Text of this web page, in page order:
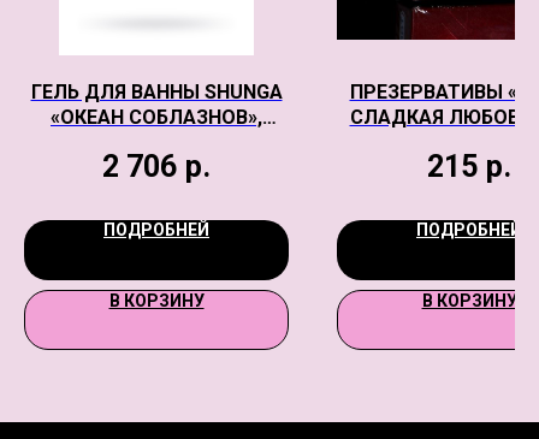
ГЕЛЬ ДЛЯ ВАННЫ SHUNGA
«ОКЕАН СОБЛАЗНОВ»,
2 706 р.
ПОДРОБНЕЙ
В КОРЗИНУ
ПРЕЗЕРВАТИВЫ
СЛАДКАЯ
215 р.
ПОДРОБНЕЙ
В КОРЗИНУ